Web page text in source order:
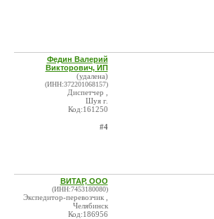
Федин Валерий
Викторович, ИП
(удалена)
(ИНН:372201068157)
Диспетчер ,
Шуя г.
Код:161250
#4
ВИТАР, ООО
(ИНН:7453180080)
Экспедитор-перевозчик ,
Челябинск
Код:186956